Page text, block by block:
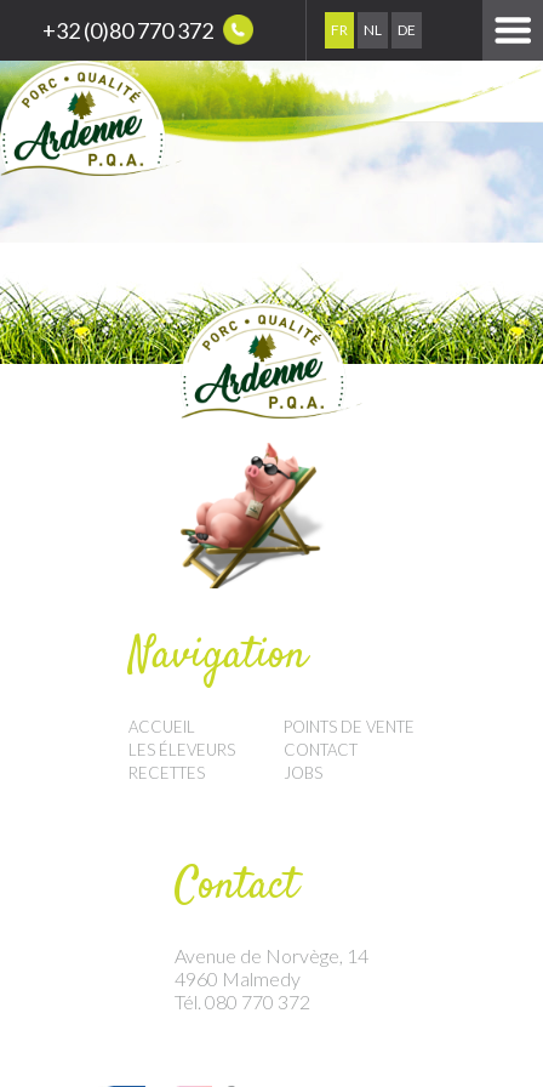
+32 (0)80 770 372 FR NL DE
Navigation
ACCUEIL
LES ÉLEVEURS
RECETTES
POINTS DE VENTE
CONTACT
JOBS
Contact
Avenue de Norvège, 14
4960 Malmedy
Tél. 080 770 372